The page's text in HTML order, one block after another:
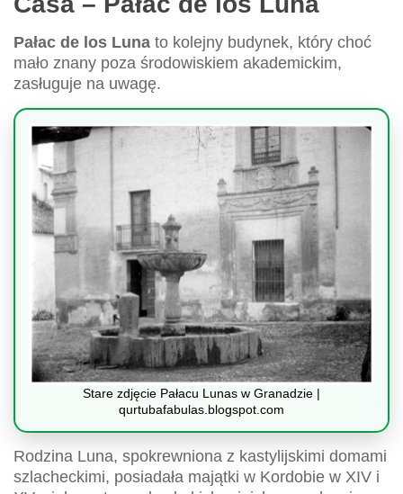
Pałac de los Luna to kolejny budynek, który choć
mało znany poza środowiskiem akademickim,
zasługuje na uwagę.
Stare zdjęcie Pałacu Lunas w Granadzie |
qurtubafabulas.blogspot.com
Rodzina Luna, spokrewniona z kastylijskimi domami
szlacheckimi, posiadała majątki w Kordobie w XIV i